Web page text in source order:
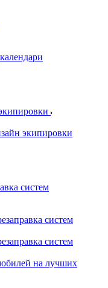
экипировки
систем
систем
систем
на лучших